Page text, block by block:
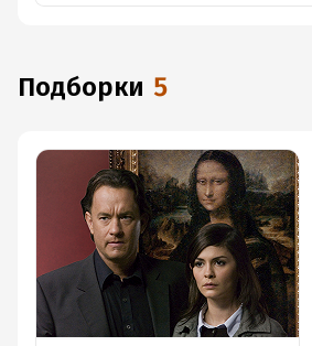
Подборки 5